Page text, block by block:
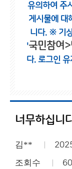
유의하여 주
게시물에 대
니다. ※ 기
'국민참여
다. 로그인 유
너무하십니
김**
조회수